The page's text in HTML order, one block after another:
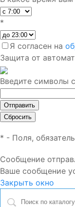
*
Я согласен на
Защита от
Введите символы
* - Поля,
Сообщение
Ваше сообщение
Закрыть окно